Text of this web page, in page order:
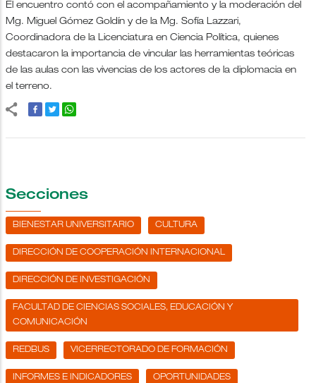
El encuentro contó con el acompañamiento y la moderación del
Mg. Miguel Gómez Goldín y de la Mg. Sofía Lazzari,
Coordinadora de la Licenciatura en Ciencia Política, quienes
destacaron la importancia de vincular las herramientas teóricas
de las aulas con las vivencias de los actores de la diplomacia en
el terreno.
Secciones
BIENESTAR UNIVERSITARIO CULTURA
DIRECCIÓN DE COOPERACIÓN INTERNACIONAL
DIRECCIÓN DE INVESTIGACIÓN
FACULTAD DE CIENCIAS SOCIALES, EDUCACIÓN Y
COMUNICACIÓN
REDBUS VICERRECTORADO DE FORMACIÓN
INFORMES E INDICADORES OPORTUNIDADES